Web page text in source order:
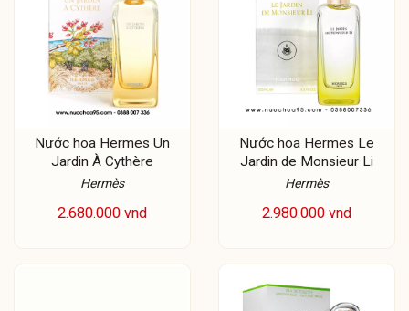
Nước hoa Hermes Un
Jardin À Cythère
Hermès
2.680.000 vnd
Nước hoa Hermes Le
Jardin de Monsieur Li
Hermès
2.980.000 vnd